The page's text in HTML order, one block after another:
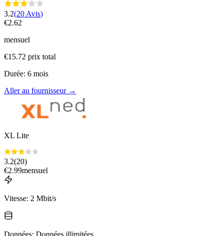
3.2(20 Avis)
€2.62
mensuel
€15.72 prix total
Durée: 6 mois
Aller au fournisseur→
XL Lite
3.2(20)
€2.99mensuel
Vitesse: 2 Mbit/s
Données: Données illimitées